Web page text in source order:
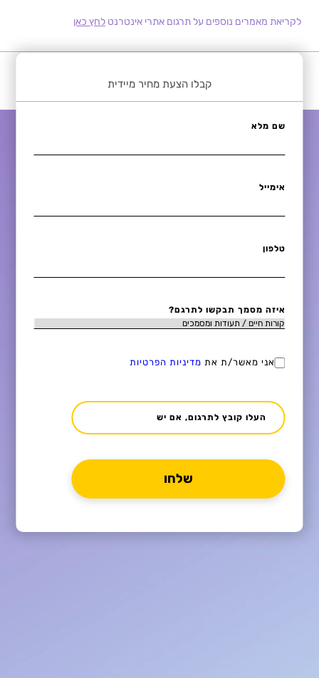
לקריאת מאמרים נוספים על תרגום אתרי אינטרנט לחץ כאן
קבלו הצעת מחיר מיידית
שם מלא
אימייל
טלפון
איזה מסמך תבקשו לתרגם?
אני מאשר/ת את מדיניות הפרטיות
העלו קובץ לתרגום, אם יש